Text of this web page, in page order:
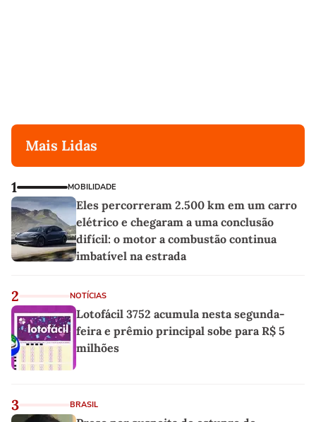
Mais Lidas
1 MOBILIDADE
Eles percorreram 2.500 km em um carro
elétrico e chegaram a uma conclusão
difícil: o motor a combustão continua
imbatível na estrada
2 NOTÍCIAS
Lotofácil 3752 acumula nesta segunda-
feira e prêmio principal sobe para R$ 5
milhões
3 BRASIL